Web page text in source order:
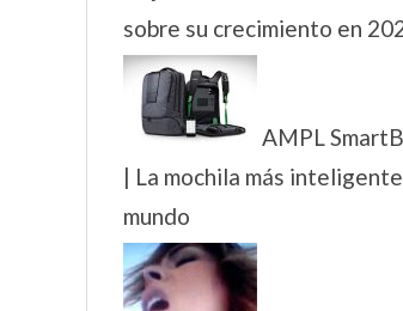
sobre su crecimiento en
AMPL
| La mochila más
mundo